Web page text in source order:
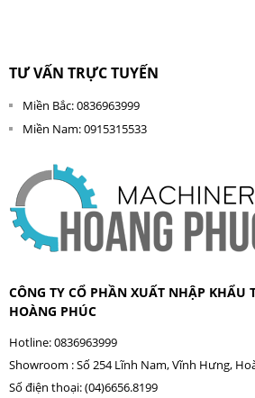
TƯ VẤN TRỰC TUYẾN
Miền Bắc: 0836963999
Miền Nam: 0915315533
CÔNG TY CỔ PHẦN XUẤT NHẬP KHẨU
HOÀNG PHÚC
Hotline: 0836963999
Showroom : Số 254 Lĩnh Nam, Vĩnh Hưng,
Số điện thoại: (04)6656.8199